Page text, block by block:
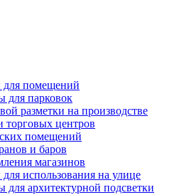
для помещений
для парковок
разметки на производстве
центров
помещений
и баров
магазинов
использования на улице
для архитектурной подсветки